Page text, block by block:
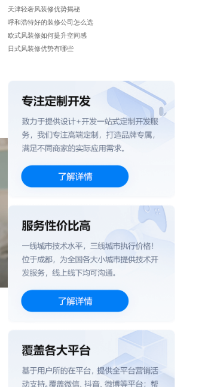
天津轻奢风装修优势揭秘
呼和浩特好的装修公司怎么选
欧式风装修如何提升空间感
日式风装修优势有哪些